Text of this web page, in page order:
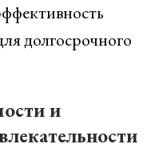
долгосрочного
и